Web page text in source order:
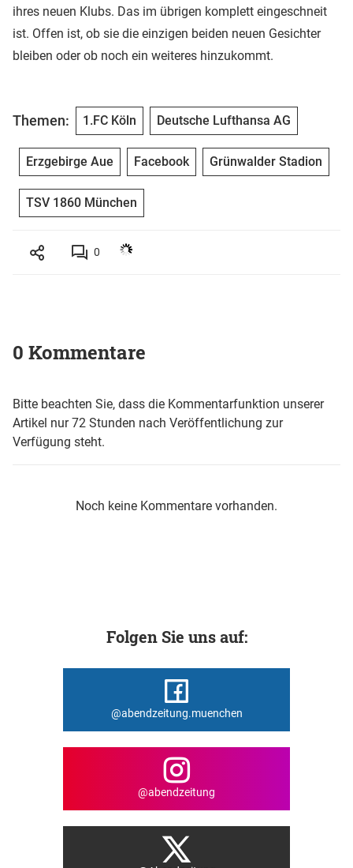
ihres neuen Klubs. Das im übrigen komplett eingeschneit
ist. Offen ist, ob sie die einzigen beiden neuen Gesichter
bleiben oder ob noch ein weiteres hinzukommt.
Themen: 1.FC Köln Deutsche Lufthansa AG
Erzgebirge Aue Facebook Grünwalder Stadion
TSV 1860 München
0
0 Kommentare
Bitte beachten Sie, dass die Kommentarfunktion unserer
Artikel nur 72 Stunden nach Veröffentlichung zur
Verfügung steht.
Noch keine Kommentare vorhanden.
Folgen Sie uns auf:
@abendzeitung.muenchen
@abendzeitung